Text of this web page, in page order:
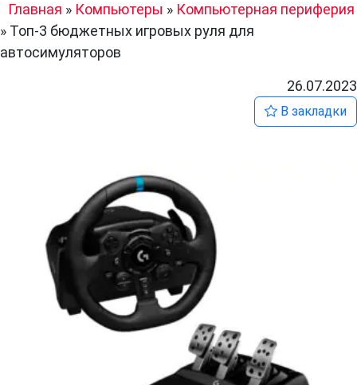
Главная » Компьютеры » Компьютерная периферия
» Топ-3 бюджетных игровых руля для
автосимуляторов
26.07.2023
В закладки